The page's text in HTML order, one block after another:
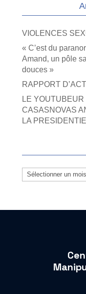
VIOLENCES
« C’est du
Amand, un pôle
douces »
RAPPORT
LE
CASASNOVAS
LA
Archives